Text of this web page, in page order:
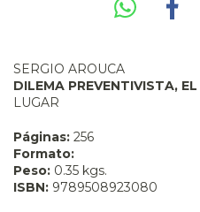
SERGIO AROUCA
DILEMA PREVENTIVISTA, EL
LUGAR
Páginas: 256
Formato:
Peso: 0.35 kgs.
ISBN: 9789508923080